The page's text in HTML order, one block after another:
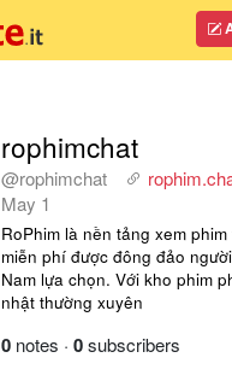
rophimchat
@rophimchat
May 1
RoPhim là nền tảng xem
miễn phí được đông đảo
Nam lựa chọn. Với kho phim
nhật thường xuyên
0 notes · 0subscribers